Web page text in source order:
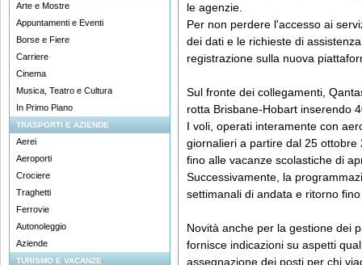
Arte e Mostre
Appuntamenti e Eventi
Borse e Fiere
Carriere
Cinema
Musica, Teatro e Cultura
In Primo Piano
TRASPORTI E AZIENDE
Aerei
Aeroporti
Crociere
Traghetti
Ferrovie
Autonoleggio
Aziende
TURISMO E VACANZE
le agenzie.
Per non perdere l'accesso ai
dei dati e le richieste di
registrazione sulla nuova
Sul fronte dei collegamenti,
rotta Brisbane-Hobart inserendo
I voli, operati interamente con
giornalieri a partire dal 25
fino alle vacanze scolastiche di
Successivamente, la
settimanali di andata e ritorno
Novità anche per la gestione dei
fornisce indicazioni su aspetti
assegnazione dei posti per chi